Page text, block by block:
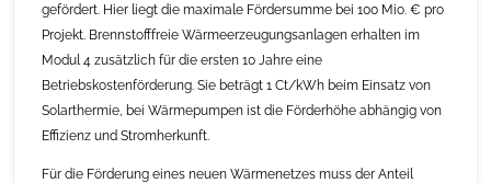
gefördert. Hier liegt die maximale Fördersumme bei 100 Mio. € pro
Projekt. Brennstofffreie Wärmeerzeugungsanlagen erhalten im
Modul 4 zusätzlich für die ersten 10 Jahre eine
Betriebskostenförderung. Sie beträgt 1 Ct/kWh beim Einsatz von
Solarthermie, bei Wärmepumpen ist die Förderhöhe abhängig von
Effizienz und Stromherkunft.
Für die Förderung eines neuen Wärmenetzes muss der Anteil